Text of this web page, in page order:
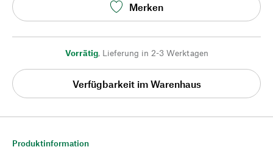
Merken
Vorrätig, Lieferung in 2-3 Werktagen
Verfügbarkeit im Warenhaus
Produktinformation